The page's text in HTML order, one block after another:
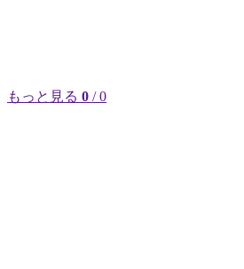
もっと見る 0 / 0